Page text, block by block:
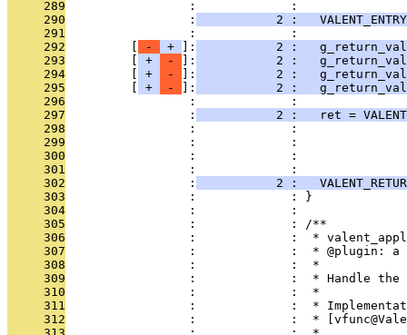
     289
                 :             :
     290
                 :
2 :
     291
                 :             :
     292
- + ]:
2 :
     293
+ - ]:
2 :
     294
+ - ]:
2 :
     295
+ - ]:
2 :
     296
                 :             :
     297
                 :
2 :   ret =
     298
:             :
     299
:             :
     300
:             :
     301
                 :             :
     302
                 :
2 :
     303
                 :             : }
     304
                 :             :
     305
                 :             : /**
     306
:             :  *
     307
:             :  * @plugin: a
     308
                 :             :  *
     309
:             :  * Handle
     310
                 :             :  *
     311
:             :  *
     312
:             :  *